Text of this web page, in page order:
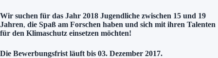
Wir suchen für das Jahr 2018 Jugendliche zwischen 15 und 19
Jahren, die Spaß am Forschen haben und sich mit ihren Talenten
für den Klimaschutz einsetzen möchten!
Die Bewerbungsfrist läuft bis 03. Dezember 2017.